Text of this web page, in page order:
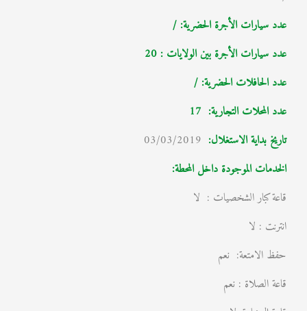
عدد سيارات الأجرة الحضرية: /
عدد سيارات الأجرة بين الولايات : 20
عدد الحافلات الحضرية: /
عدد المحلات التجارية: 17
تاريخ بداية الاستغلال:
03/03/2019
الخدمات الموجودة داخل المحطة:
قاعة كبار الشخصيات : لا
انترنت : لا
حفظ الامتعة: نعم
قاعة الصلاة : نعم